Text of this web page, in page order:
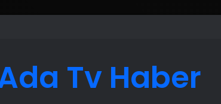
Tv Haber